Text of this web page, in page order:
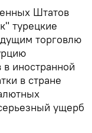
Штатов
турецкие
торговлю
иностранной
в стране
ущерб